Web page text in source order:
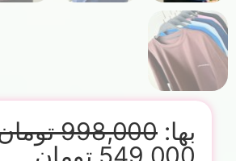
بها: 998,000 تومان
549,000 تومان